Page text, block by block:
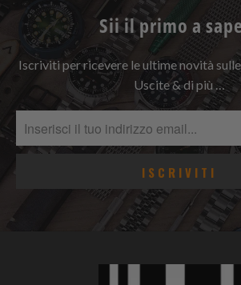
Sii il primo a
Iscriviti per ricevere le ultime novità
Uscite & di più …